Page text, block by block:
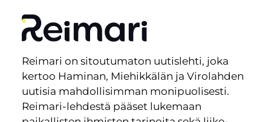
Reimari on sitoutumaton uutislehti, joka
kertoo Haminan, Miehikkälän ja Virolahden
uutisia mahdollisimman monipuolisesti.
Reimari-lehdestä pääset lukemaan